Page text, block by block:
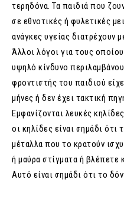
τερηδόνα. Τα παιδιά που
σε εθνοτικές ή φυλετικές
ανάγκες υγείας διατρέχουν
Άλλοι λόγοι για τους
υψηλό κίνδυνο
φροντιστής του παιδιού
μήνες ή δεν έχει τακτική
Εμφανίζονται λευκές
οι κηλίδες είναι σημάδι ότι
μέταλλα που το κρατούν
ή μαύρα στίγματα ή βλέπετε
Αυτό είναι σημάδι ότι το